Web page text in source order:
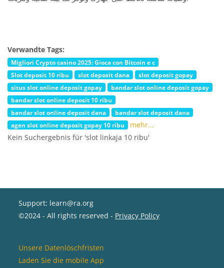
Verwandte Tags:
Migliori Crypto casino 2025: Gioca con Bitcoin e c
Slot deposit 10 ribu
slot deposit dana
slot deposit gopay
situs slot online deposit gopay
bandar slot online deposit gopay
bandar slot online deposit 10 ribu
bandar slot online deposit dana
bandar slot deposit dana
agen slot online deposit gopay 10 ribu
mehr...
Kein Suchergebnis für 'slot linkaja 10 ribu'
Support: learn@ra.org
©2024 - All rights reserved - Privacy Policy
Unsere Datenlöschfristen
Laden Sie die mobile App